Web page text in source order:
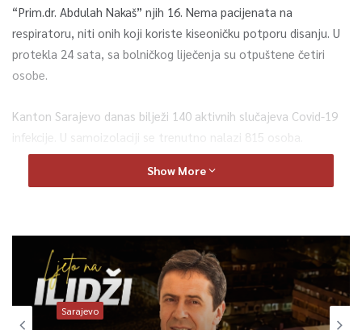
“Prim.dr. Abdulah Nakaš” njih 16. Nema pacijenata na
respiratoru, niti onih koji koriste kiseoničku potporu disanju. U
protekla 24 sata, sa bolničkog liječenja su otpuštene četiri
osobe.
Kanton Sarajevo danas bilježi 140 aktivnih slučajeva Covid-19
infekcije. U samoizolaciji se trenutno nalazi 815 osoba.
Od početka pandemije u Kantonu Sarajevo je evidentirano
Covid-pozivni centar je zabilježio 146 poziva, a obavljeno je i
127 razgovora sa pacijentima putem telefonskih brojeva u
Covid-ambulantama, saopćeno je iz Službe za protokol i press
KS-a.
Show More
Sarajevo